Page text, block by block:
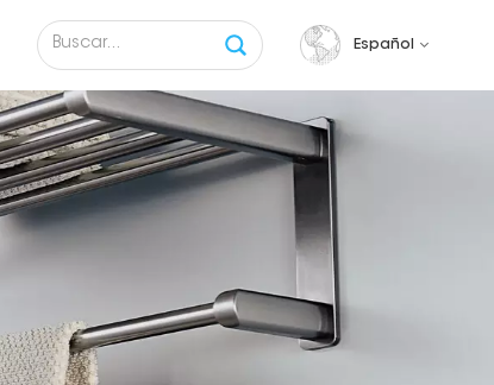
Español
English
français
русский
español